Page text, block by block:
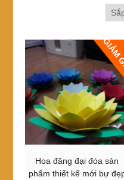
GIẢM
Hoa đăng đại đóa sản
phẩm thiết kế mới bự